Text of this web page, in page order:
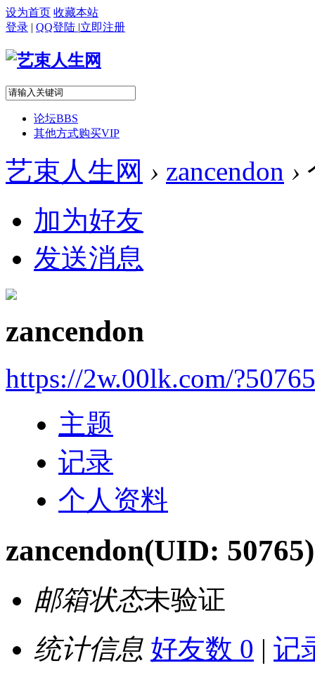
设为首页 收藏本站
登录 | QQ登陆 |立即注册
论坛BBS
其他方式购买VIP
艺束人生网 › zancendon ›
加为好友
发送消息
zancendon
https://2w.00lk.com/?50765
主题
记录
个人资料
zancendon(UID: 50765)
邮箱状态未验证
统计信息 好友数 0 | 记